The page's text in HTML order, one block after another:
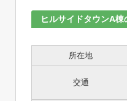
ヒルサイドタウンA棟
所在地
交通